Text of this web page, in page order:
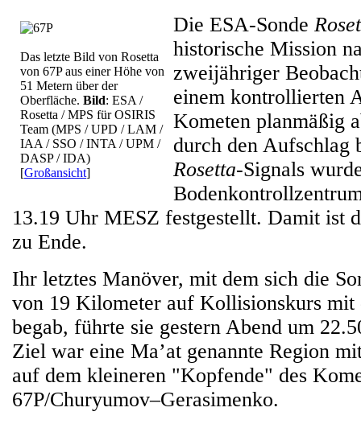
Das letzte Bild von Rosetta
von 67P aus einer Höhe von
51 Metern über der
Oberfläche. Bild: ESA /
Rosetta / MPS für OSIRIS
Team (MPS / UPD / LAM /
IAA / SSO / INTA / UPM /
DASP / IDA)
[Großansicht]
Die ESA-Sonde
historische Mission
zweijähriger
einem kontrollierten
Kometen planmäßig
durch den Aufschlag
Rosetta-Signals
13.19 Uhr MESZ festgestellt. Damit ist
zu Ende.
Ihr letztes Manöver, mit dem sich die
von 19 Kilometer auf Kollisionskurs mit
begab, führte sie gestern Abend um
Ziel war eine Ma’at genannte Region
auf dem kleineren "Kopfende" des
67P/Churyumov–Gerasimenko.